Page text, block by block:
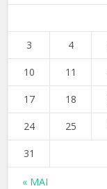
« MAI
3 4
10 11
17 18
24 25
31